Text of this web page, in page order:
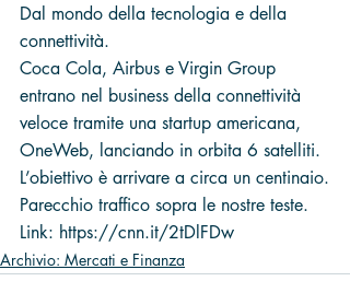
Dal mondo della tecnologia e della
connettività.
Coca Cola, Airbus e Virgin Group
entrano nel business della connettività
veloce tramite una startup americana,
OneWeb, lanciando in orbita 6 satelliti.
L’obiettivo è arrivare a circa un centinaio.
Parecchio traffico sopra le nostre teste.
Link: https://cnn.it/2tDlFDw
Archivio: Mercati e Finanza